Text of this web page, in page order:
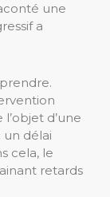
une
a
d’une
un délai
cela, le
retards